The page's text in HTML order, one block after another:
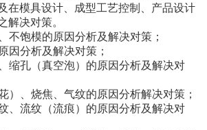
在模具设计、成型工艺控制、产品设计
解决对策。
不饱模的原因分析及解决对策；
因分析及解决对策；
缩孔（真空泡）的原因分析及解决对
）、烧焦、气纹的原因分析解决对策；
、流纹（流痕）的原因分析及解决对